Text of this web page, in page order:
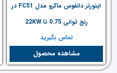
اینورتر دانفوس ماکرو مدل FC51 در
رنج توانی 0.75 تا 22KW
تماس بگیرید
مشاهده محصول